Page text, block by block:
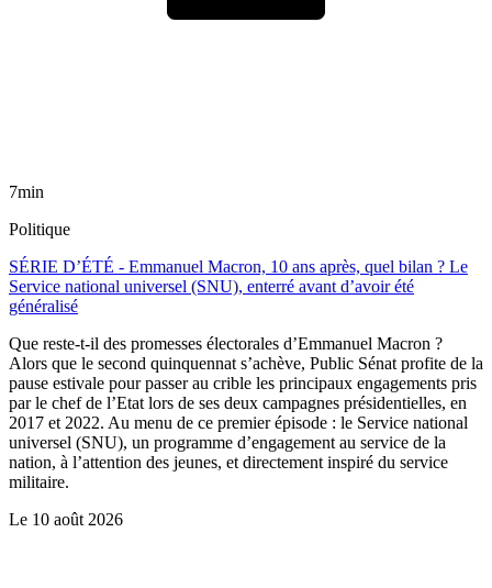
7min
Politique
SÉRIE D’ÉTÉ - Emmanuel Macron, 10 ans après, quel bilan ? Le
Service national universel (SNU), enterré avant d’avoir été
généralisé
Que reste-t-il des promesses électorales d’Emmanuel Macron ?
Alors que le second quinquennat s’achève, Public Sénat profite de la
pause estivale pour passer au crible les principaux engagements pris
par le chef de l’Etat lors de ses deux campagnes présidentielles, en
2017 et 2022. Au menu de ce premier épisode : le Service national
universel (SNU), un programme d’engagement au service de la
nation, à l’attention des jeunes, et directement inspiré du service
militaire.
Le 10 août 2026